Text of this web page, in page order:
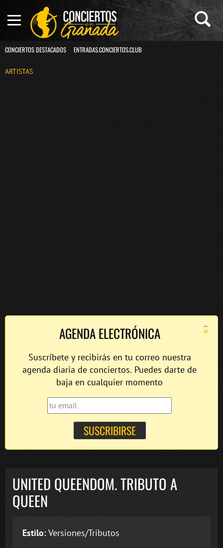
CONCIERTOS DESTACADOS ENTRADAS.CONCIERTOS.CLUB
ARTISTAS
×
AGENDA ELECTRÓNICA
Suscríbete y recibirás en tu correo nuestra
agenda diaria de conciertos. Puedes darte de
baja en cualquier momento
UNITED QUEENDOM. TRIBUTO A
QUEEN
Estilo:Versiones/Tributos